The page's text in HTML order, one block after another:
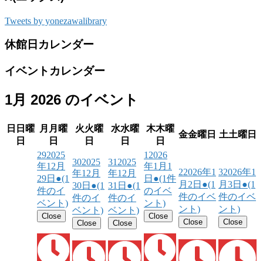
Tweets by yonezawalibrary
休館日カレンダー
イベントカレンダー
1月 2026 のイベント
日 日曜
日
月 月曜
日
火火曜
日
水水曜
日
木木曜
日
金金曜日 土土曜日
292025
年12月
29日 ●(1
件のイ
ベント)
Close
302025
年12月
30日 ●(1
件のイ
ベント)
Close
31 2025
年12月
31日 ●(1
件のイ
ベント)
Close
1 2026
年1月1
日 ●(1件
のイベ
ント)
Close
22026年1
月2日 ●(1
件のイベ
ント)
Close
32026年1
月3日 ●(1
件のイベ
ント)
Close